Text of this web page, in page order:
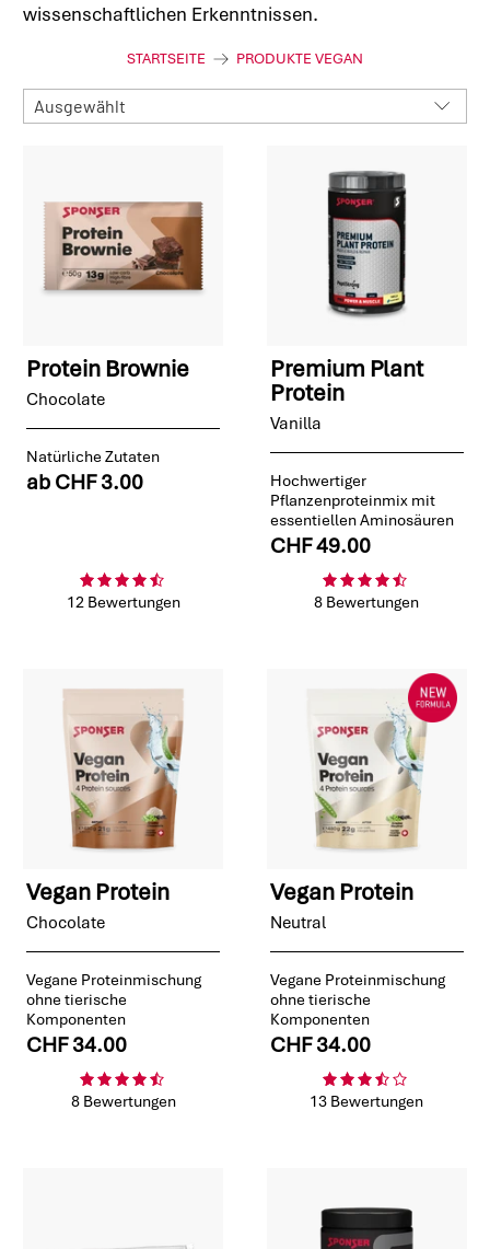
wissenschaftlichen Erkenntnissen.
STARTSEITE PRODUKTE VEGAN
Protein Brownie
Chocolate
Natürliche Zutaten
ab CHF 3.00
12 Bewertungen
Premium Plant
Protein
Vanilla
Hochwertiger
Pflanzenproteinmix mit
essentiellen Aminosäuren
CHF 49.00
8 Bewertungen
Vegan Protein
Chocolate
Vegane Proteinmischung
ohne tierische
Komponenten
CHF 34.00
8 Bewertungen
Vegan Protein
Neutral
Vegane Proteinmischung
ohne tierische
Komponenten
CHF 34.00
13 Bewertungen